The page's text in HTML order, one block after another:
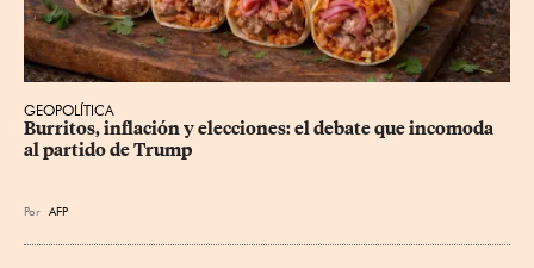
GEOPOLÍTICA
Burritos, inflación y elecciones: el debate que incomoda
al partido de Trump
Por AFP